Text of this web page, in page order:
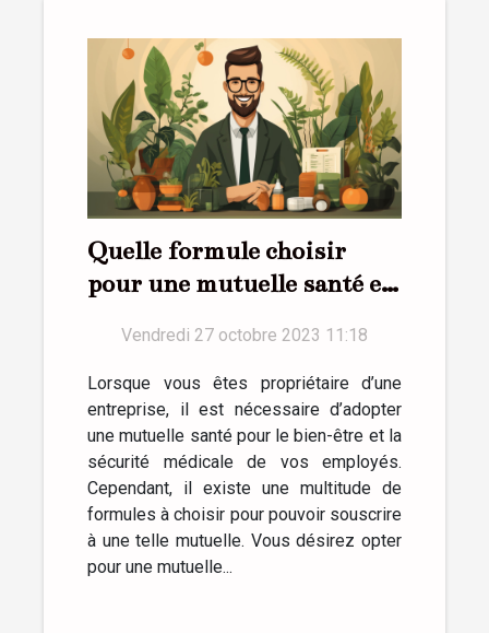
Quelle formule choisir
pour une mutuelle santé en
Vendredi 27 octobre 2023 11:18
Lorsque vous êtes propriétaire d’une
entreprise, il est nécessaire d’adopter
une mutuelle santé pour le bien-être et la
sécurité médicale de vos employés.
Cependant, il existe une multitude de
formules à choisir pour pouvoir souscrire
à une telle mutuelle. Vous désirez opter
pour une mutuelle...